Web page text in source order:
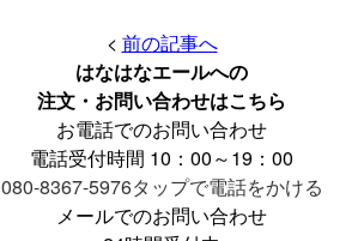
< 前の記事へ
はなはなエールへの
注文・お問い合わせはこちら
お電話でのお問い合わせ
電話受付時間 10：00～19：00
080-8367-5976タップで電話をかける
メールでのお問い合わせ